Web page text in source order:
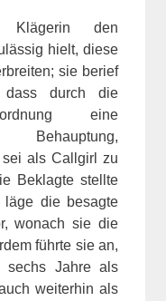
Klägerin den
hielt, diese
sie berief
dass durch die
eine
Behauptung,
als Callgirl zu
Beklagte stellte
die besagte
wonach sie die
führte sie an,
sechs Jahre als
weiterhin als